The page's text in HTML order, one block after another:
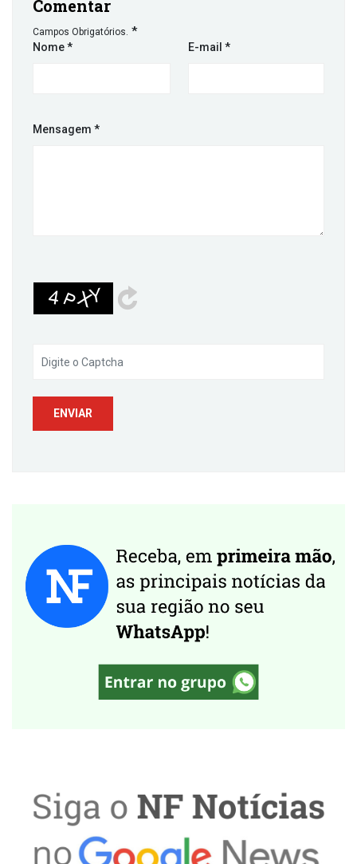
Comentar
Campos Obrigatórios. *
Nome* E-mail *
Mensagem *